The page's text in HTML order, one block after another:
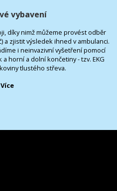
vybavení
díky nimž můžeme provést odběr
a zjistit výsledek ihned v ambulanci.
i neinvazivní vyšetření pomocí
horní a dolní končetiny - tzv. EKG
tlustého střeva.
Více